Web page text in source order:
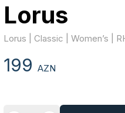
Lorus
Lorus | Classic | Women’s |
199AZN